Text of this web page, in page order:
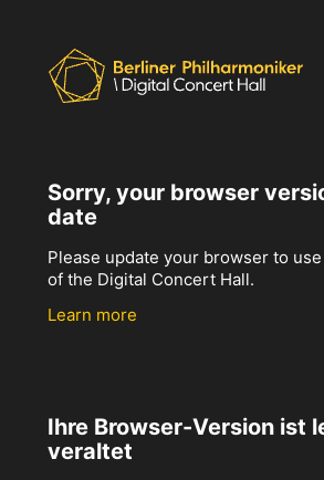
Sorry, your browser
date
Please update your browser to
of the Digital Concert Hall.
Learn more
Ihre Browser-Version ist
veraltet